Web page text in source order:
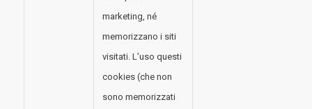
marketing, né
memorizzano i siti
visitati. L’uso questi
cookies (che non
sono memorizzati